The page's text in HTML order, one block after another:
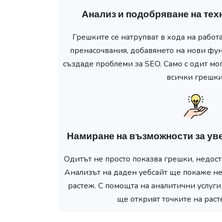
Анализ и подобряване на
Грешките се натрупват в хода на
пренасочвания, добавянето на нови
създаде проблеми за SEO. Само с одит
всички
Намиране на възможности за
Одитът не просто показва грешки,
Анализът на даден уебсайт ще покаже
растеж. С помощта на аналитични
ще открият точките на